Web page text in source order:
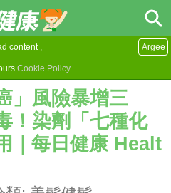
content ,
Cookie Policy .
Argee
」風險暴增三
！染劑「七種化
｜每日健康 Healt